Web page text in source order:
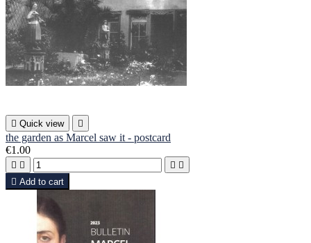
 Quick view 
the garden as Marcel saw it - postcard
€1.00
   
 Add to cart